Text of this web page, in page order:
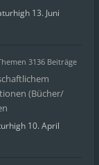
13. Juni
3136 Beiträge
(Bücher/
10. April